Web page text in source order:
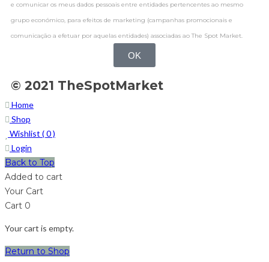
e comunicar os meus dados pessoais entre entidades pertencentes ao mesmo
grupo económico, para efeitos de marketing (campanhas promocionais e
comunicação a efetuar por aquelas entidades) associadas ao The Spot Market.
OK
© 2021 TheSpotMarket
Home
Shop
Wishlist (0)
Login
Back to Top
Added to cart
Your Cart
Cart 0
Your cart is empty.
Return to Shop